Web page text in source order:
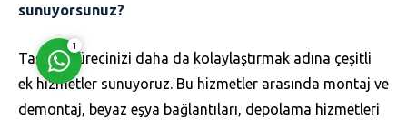
sunuyorsunuz?
Taşıma sürecinizi daha da kolaylaştırmak adına çeşitli
ek hizmetler sunuyoruz. Bu hizmetler arasında montaj ve
demontaj, beyaz eşya bağlantıları, depolama hizmetleri
1